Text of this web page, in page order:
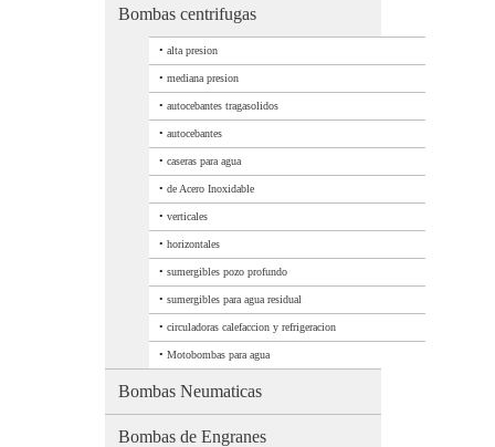
Bombas centrifugas
• alta presion
• mediana presion
• autocebantes tragasolidos
• autocebantes
• caseras para agua
• de Acero Inoxidable
• verticales
• horizontales
• sumergibles pozo profundo
• sumergibles para agua residual
• circuladoras calefaccion y refrigeracion
• Motobombas para agua
Bombas Neumaticas
Bombas de Engranes